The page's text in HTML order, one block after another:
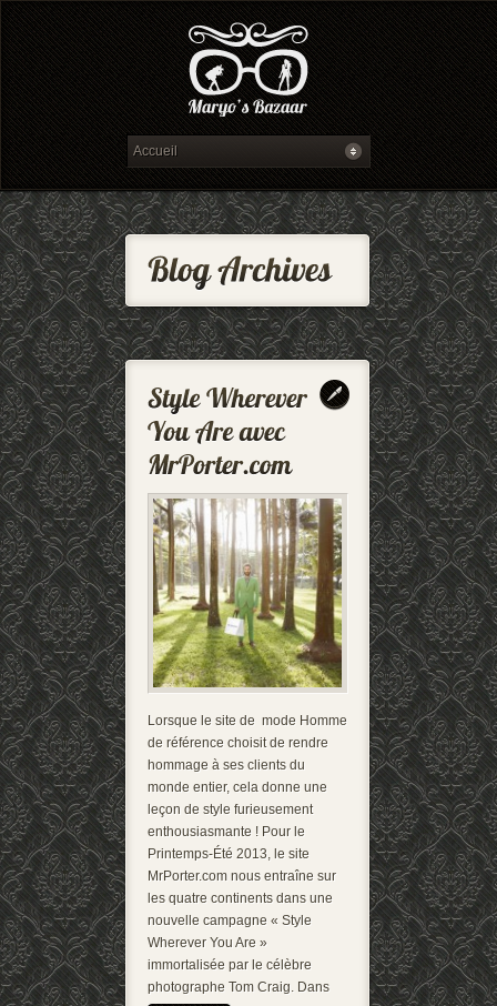
Lorsque le site de mode Homme
de référence choisit de rendre
hommage à ses clients du
monde entier, cela donne une
leçon de style furieusement
enthousiasmante ! Pour le
Printemps-Été 2013, le site
MrPorter.com nous entraîne sur
les quatre continents dans une
nouvelle campagne « Style
Wherever You Are »
immortalisée par le célèbre
photographe Tom Craig. Dans